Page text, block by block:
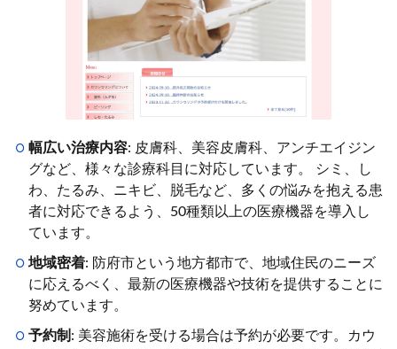
幅広い治療内容: 皮膚科、美容皮膚科、アンチエイジン
グなど、様々な診療科目に対応しています。 シミ、し
わ、たるみ、ニキビ、脱毛など、多くの悩みを抱える患
者に対応できるよう、50種類以上の医療機器を導入し
ています。
地域密着: 防府市という地方都市で、地域住民のニーズ
に応えるべく、最新の医療機器や技術を提供することに
努めています。
予約制 : 美容施術を受ける場合は予約が必要です。カウ